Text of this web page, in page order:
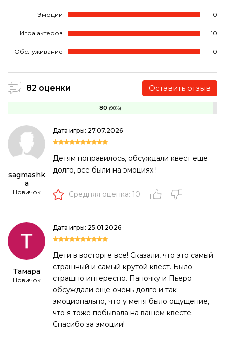
Эмоции 10
Игра актеров 10
Обслуживание 10
82 оценки Оставить отзыв
80 (98%)
sagmashk
a
Новичок
Дата игры: 27.07.2026
Детям понравилось, обсуждали квест еще
долго, все были на эмоциях !
Средняя оценка: 10
Тамара
Новичок
Дата игры: 25.01.2026
Дети в восторге все! Сказали, что это самый
страшный и самый крутой квест. Было
страшно интересно. Папочку и Пьеро
обсуждали ещё очень долго и так
эмоционально, что у меня было ощущение,
что я тоже побывала на вашем квесте.
Спасибо за эмоции!